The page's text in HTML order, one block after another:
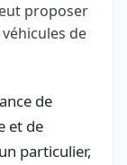
proposer
de
de
et de
particulier,